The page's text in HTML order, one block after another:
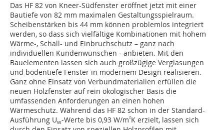
Das HF 82 von Kneer-Südfenster eröffnet jetzt mit einer
Bautiefe von 82 mm maximalen Gestaltungsspielraum.
Scheibenstärken bis 44 mm können problemlos integriert
werden, so dass sich vielfältige Kombinationen mit hohem
Wärme-, Schall- und Einbruchschutz – ganz nach
individuellen Kundenwünschen - anbieten. Mit den
Bauelementen lassen sich auch großzügige Verglasungen
und bodentiefe Fenster in modernem Design realisieren.
Ganz ohne Einsatz von Verbundmaterialien erfüllen die
neuen Holzfenster auf rein ökologischer Basis die
umfassenden Anforderungen an einen hohen
Wärmeschutz. Während das HF 82 schon in der Standard-
Ausführung Uw-Werte bis 0,93 W/m²K erzielt, lassen sich